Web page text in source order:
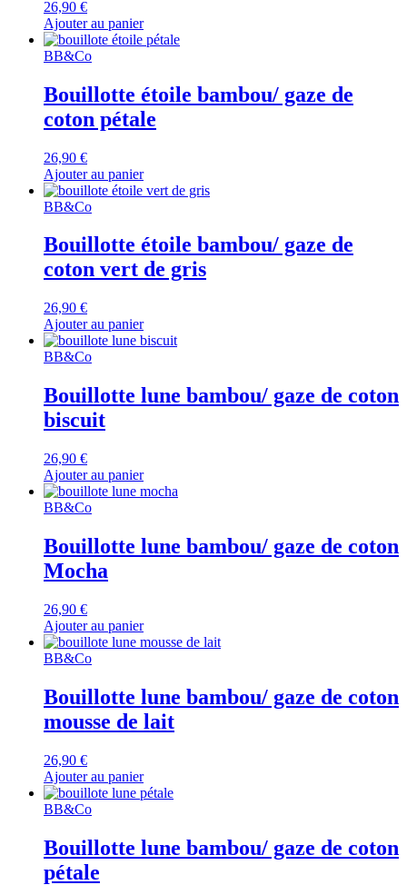
26,90 €
Ajouter au panier
BB&Co
Bouillotte étoile bambou/ gaze de
coton pétale
26,90 €
Ajouter au panier
BB&Co
Bouillotte étoile bambou/ gaze de
coton vert de gris
26,90 €
Ajouter au panier
BB&Co
Bouillotte lune bambou/ gaze de coton
biscuit
26,90 €
Ajouter au panier
BB&Co
Bouillotte lune bambou/ gaze de coton
Mocha
26,90 €
Ajouter au panier
BB&Co
Bouillotte lune bambou/ gaze de coton
mousse de lait
26,90 €
Ajouter au panier
BB&Co
Bouillotte lune bambou/ gaze de coton
pétale